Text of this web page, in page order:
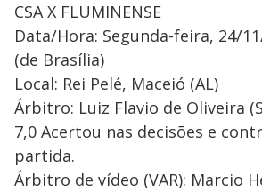
CSA X FLUMINENSE
Data/Hora: Segunda-feira, 24/
(de Brasília)
Local: Rei Pelé, Maceió (AL)
Árbitro: Luiz Flavio de Oliveira
7,0 Acertou nas decisões e
partida.
Árbitro de vídeo (VAR): Marcio